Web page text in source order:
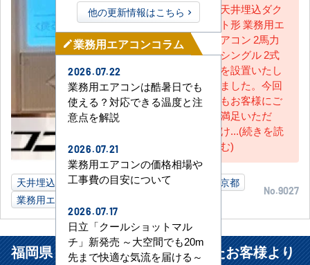
AC担当
天井埋込ダク
ト形 業務用エ
アコン 2馬力
シングル 2式
を設置いたし
ました。今回
もお客様にご
満足いただ
け...(続きを読
む)
天井埋込ダクト形 2馬力 ビル内共用部
東京都
業務用エアコン
No.9027
福岡県 大牟田市 工場に設置されたお客様より
他の更新情報はこちら
mode_edit業務用エアコンコラム
2026.07.22
業務用エアコンは酷暑日でも
使える？対応できる温度と注
意点を解説
2026.07.21
業務用エアコンの価格相場や
工事費の目安について
2026.07.17
日立「クールショットマル
チ」新発売 ～大空間でも20m
先まで快適な気流を届ける～